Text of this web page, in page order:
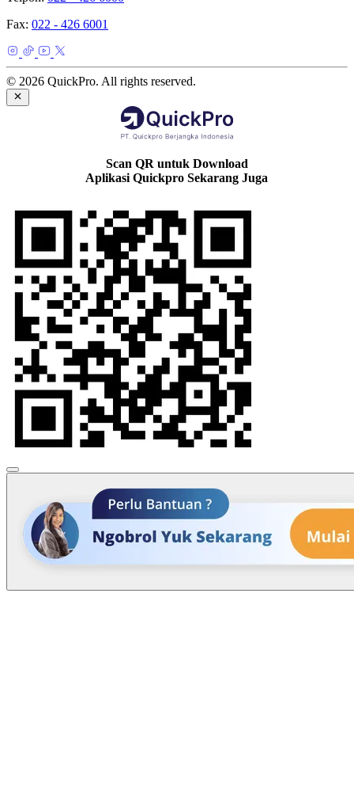
Fax: 022 - 426 6001
© 2026 QuickPro. All rights reserved.
Scan QR untuk Download
Aplikasi Quickpro Sekarang Juga